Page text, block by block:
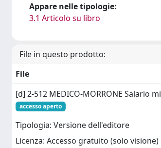
Appare nelle tipologie:
3.1 Articolo su libro
File in questo prodotto:
File
[d] 2-512 MEDICO-MORRONE Salario
accesso aperto
Tipologia: Versione dell'editore
Licenza: Accesso gratuito (solo visione)